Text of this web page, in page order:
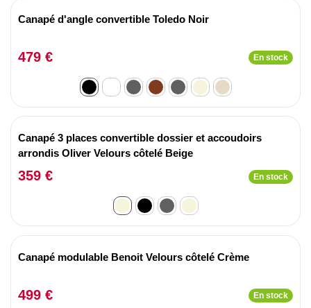
Canapé d'angle convertible Toledo Noir
479 € En stock
Canapé 3 places convertible dossier et accoudoirs
arrondis Oliver Velours côtelé Beige
359 € En stock
Canapé modulable Benoit Velours côtelé Crème
499 € En stock